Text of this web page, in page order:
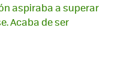
aspiraba a superar
Acaba de ser